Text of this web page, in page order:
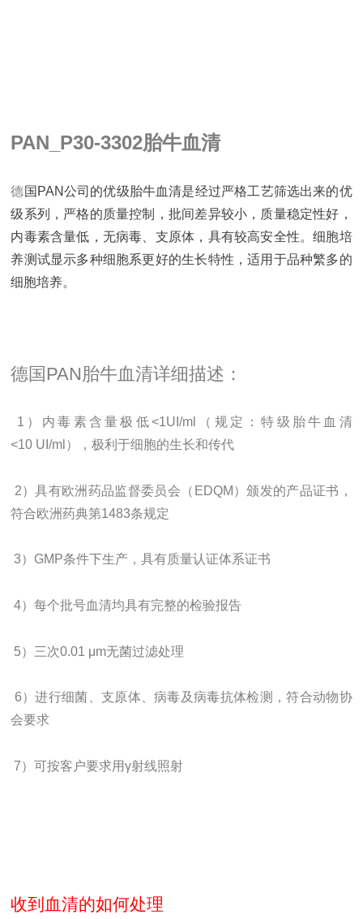
PAN_P30-3302胎牛血清
德国 PAN公司的优级胎牛血清是经过严格工艺筛选出来的优
级系列，严格的质量控制，批间差异较小，质量稳定性好，
内毒素含量低，无病毒、支原体，具有较高安全性。细胞培
养测试显示多种细胞系更好的生长特性，适用于品种繁多的
细胞培养。
德国 PAN胎牛血清详细描述：
1 ）内毒素含量极低<1UI/ml
（规定：特级胎牛血清
<10 UI/ml ），极利于细胞的生长和传代
2）具有欧洲药品监督委员会（ EDQM ）颁发的产品证书，
符合欧洲药典第1483条规定
3） GMP条件下生产，具有质量认证体系证书
4）每个批号血清均具有完整的检验报告
5）三次0.01 μm无菌过滤处理
6）进行细菌、支原体、病毒及病毒抗体检测，符合动物协
会要求
7）可按客户要求用γ射线照射
收到血清的如何处理